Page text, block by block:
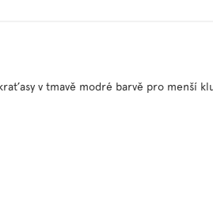
v tmavě modré barvě pro menší